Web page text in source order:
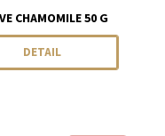
CHAMOMILE 50 G
DETAIL